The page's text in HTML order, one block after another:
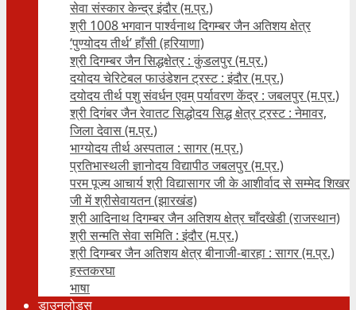
सेवा संस्कार केन्द्र इंदौर (म.प्र.)
श्री 1008 भगवान पार्श्वनाथ दिगम्बर जैन अतिशय क्षे‍त्र
‘पुण्योदय तीर्थ’ हाँसी (हरियाणा)
श्री दिगम्बर जैन सिद्धक्षेत्र : कुंडलपुर (म.प्र.)
दयोदय चेरिटेबल फाउंडेशन ट्रस्ट : इंदौर (म.प्र.)
दयोदय तीर्थ पशु संवर्धन एवम्‌ पर्यावरण केंद्र : जबलपुर (म.प्र.)
श्री दिगंबर जैन रेवातट सिद्धोदय सिद्ध क्षेत्र ट्रस्ट : नेमावर,
जिला देवास (म.प्र.)
भाग्योदय तीर्थ अस्पताल : सागर (म.प्र.)
प्रतिभास्थली ज्ञानोदय विद्यापीठ जबलपुर (म.प्र.)
परम पूज्य आचार्य श्री विद्यासागर जी के आशीर्वाद से सम्मेद शिखर
जी में श्रीसेवायतन (झारखंड)
श्री आदिनाथ दिगम्बर जैन अतिशय क्षेत्र चाँदखेडी (राजस्थान)
श्री सन्मति सेवा समिति : इंदौर (म.प्र.)
श्री दिगम्बर जैन अतिशय क्षेत्र बीनाजी-बारहा : सागर (म.प्र.)
हस्तकरघा
भाषा
डाउनलोड्स